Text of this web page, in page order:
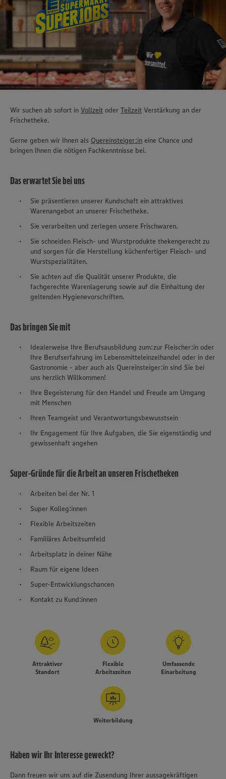
Wir suchen ab sofort in Vollzeit oder Teilzeit Verstärkung an der
Frischetheke.
Gerne geben wir Ihnen als Quereinsteiger:in eine Chance und
bringen Ihnen die nötigen Fachkenntnisse bei.
Das erwartet Sie bei uns
Sie präsentieren unserer Kundschaft ein attraktives
Warenangebot an unserer Frischetheke.
Sie verarbeiten und zerlegen unsere Frischwaren.
Sie schneiden Fleisch- und Wurstprodukte thekengerecht zu
und sorgen für die Herstellung küchenfertiger Fleisch- und
Wurstspezialitäten.
Sie achten auf die Qualität unserer Produkte, die
fachgerechte Warenlagerung sowie auf die Einhaltung der
geltenden Hygienevorschriften.
Das bringen Sie mit
Idealerweise Ihre Berufsausbildung zum:zur Fleischer:in oder
Ihre Berufserfahrung im Lebensmitteleinzelhandel oder in der
Gastronomie - aber auch als Quereinsteiger:in sind Sie bei
uns herzlich Willkommen!
Ihre Begeisterung für den Handel und Freude am Umgang
mit Menschen
Ihren Teamgeist und Verantwortungsbewusstsein
Ihr Engagement für Ihre Aufgaben, die Sie eigenständig und
gewissenhaft angehen
Super-Gründe für die Arbeit an unseren Frischetheken
Arbeiten bei der Nr. 1
Super Kolleg:innen
Flexible Arbeitszeiten
Familiäres Arbeitsumfeld
Arbeitsplatz in deiner Nähe
Raum für eigene Ideen
Super-Entwicklungschancen
Kontakt zu Kund:innen
Attraktiver
Standort
Flexible
Arbeitszeiten
Umfassende
Einarbeitung
Weiterbildung
Haben wir Ihr Interesse geweckt?
Dann freuen wir uns auf die Zusendung Ihrer aussagekräftigen